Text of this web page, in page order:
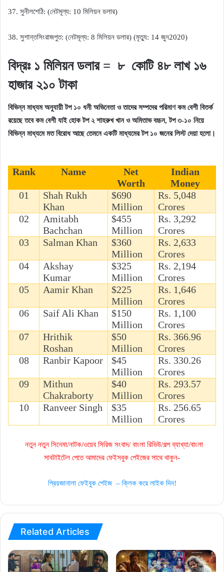
37. সুনীলশেঠি: (নেটমূল্য: 10 মিলিয়ন ডলার)
38. সুশান্তসিংরাজপুত: (নেটমূল্য: 8 মিলিয়ন ডলার) (মৃত্যু: 14 জুন2020)
বিদ্রঃ ১ মিলিয়ন ডলার = ৮ কোটি ৪৮ লাখ ১৬
হাজার ২১০ টাকা
বিভিন্ন মাধ্যম অনুযায়ী টপ ১০ ধনী অভিনেতা ও তাদের সম্পদের পরিমাণ কম বেশী বিতর্ক
রয়েছে তবে কম বেশী যাই হোক টপ ২ শাহরুখ খান ও অমিতাভ বচ্চন, টপ ৩-১০ নিয়ে
বিভিন্ন মাধ্যমে মত বিরোধ আছে তেমনে একটি মাধ্যমের টপ ১০ জনের লিস্ট দেয়া হলো।
Rank Name
Net
Worth
Indian
Money
01
Shah Rukh
Khan
$690
Million
Rs. 5,048
Crores
02
Amitabh
Bachchan
$455
Million
Rs. 3,292
Crores
03
Salman Khan
$360
Million
Rs. 2,633
Crores
04
Akshay
Kumar
$325
Million
Rs. 2,194
Crores
05
Aamir Khan
$225
Million
Rs. 1,646
Crores
06
Saif Ali Khan
$150
Million
Rs. 1,100
Crores
07
Hrithik
Roshan
$50
Million
Rs. 366.96
Crores
08
Ranbir Kapoor
$45
Million
Rs. 330.26
Crores
09
Mithun
Chakraborty
$40
Million
Rs. 293.57
Crores
10
Ranveer Singh
$35
Million
Rs. 256.65
Crores
নতুন নতুন সিনেমা/নাটক/ওয়েব সিরিজ সংবাদ/ বাংলা রিভিউ/গল্প ব্যাখ্যা/বাংলা
সাবটাইটেল পেতে আমাদের ফেইসবুক পেইজের সাথে থাকুন-
প্রিয়জানালা ফেইবুক পেইজ – ক্লিক করে লাইক দিন!
Related Articles